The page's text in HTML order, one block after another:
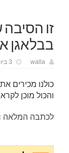
זו
בבלאגן
walla 3 ביוני 2026
כולנו מכירים
והכול מוכן
לכתבה המלאה